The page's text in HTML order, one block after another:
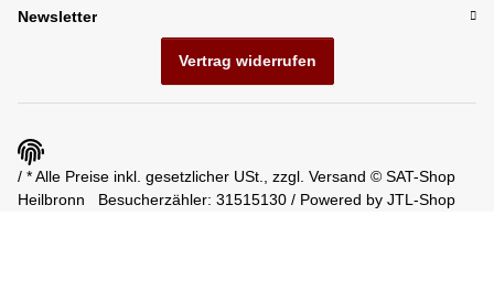
Newsletter
Vertrag widerrufen
/ * Alle Preise inkl. gesetzlicher USt., zzgl. Versand © SAT-Shop
Heilbronn
Besucherzähler: 31515130 / Powered by JTL-Shop